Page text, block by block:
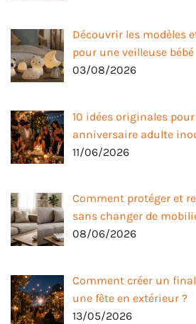
Découvrir les modèles
pour une veilleuse bébé
03/08/2026
10 idées originales
anniversaire adulte
11/06/2026
Comment protéger et
sans changer de
08/06/2026
Comment créer un
une fête en extérieur ?
13/05/2026